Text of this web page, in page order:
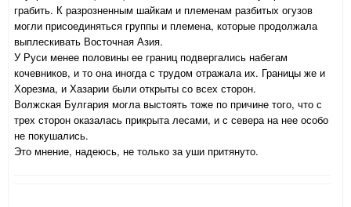
грабить. К разрозненным шайкам и племенам разбитых огузов
могли присоединяться группы и племена, которые продолжала
выплескивать Восточная Азия.
У Руси менее половины ее границ подвергались набегам
кочевников, и то она иногда с трудом отражала их. Границы же и
Хорезма, и Хазарии были открыты со всех сторон.
Волжская Булгария могла выстоять тоже по причине того, что с
трех сторон оказалась прикрыта лесами, и с севера на нее особо
не покушались.
Это мнение, надеюсь, не только за уши притянуто.